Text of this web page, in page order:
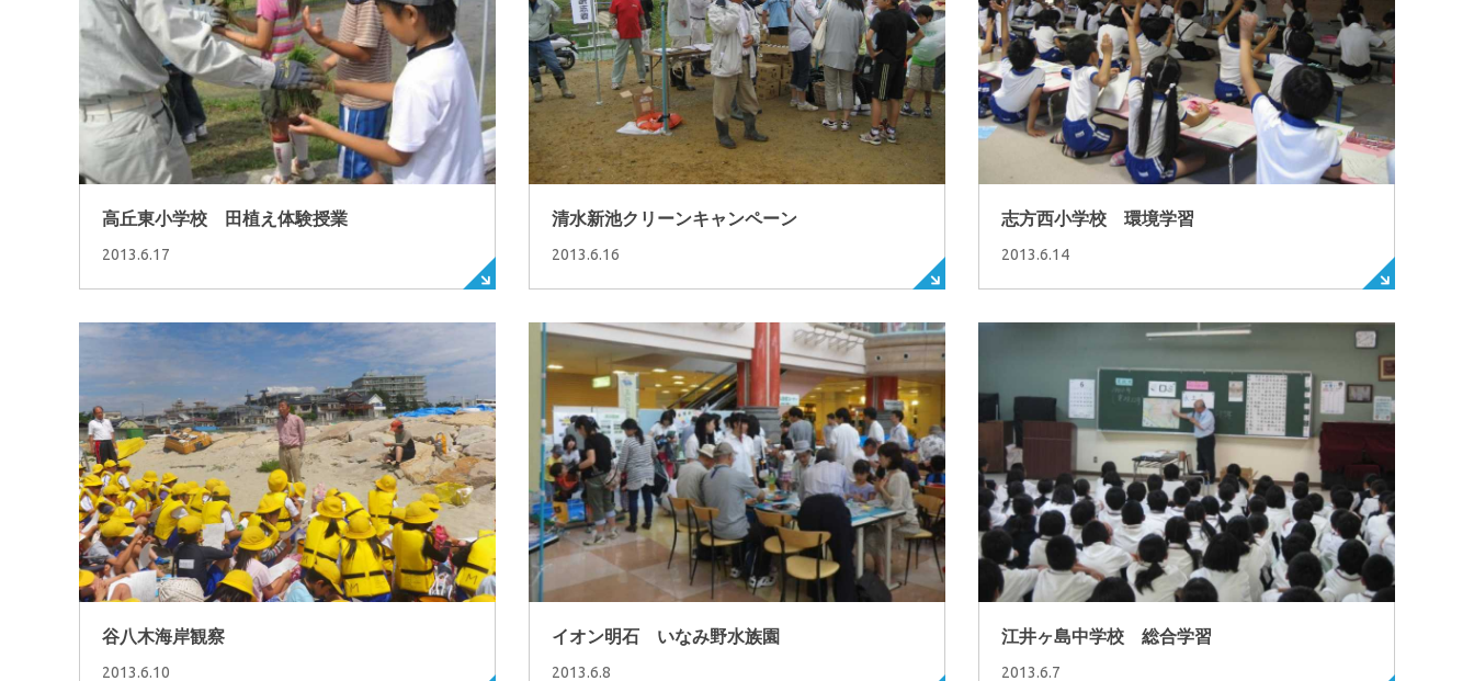
高丘東小学校 田植え体験授業
2013.6.17
清水新池クリーンキャンペーン
2013.6.16
志方西小学校 環境学習
2013.6.14
谷八木海岸観察
2013.6.10
イオン明石 いなみ野水族園
2013.6.8
江井ヶ島中学校 総合学習
2013.6.7